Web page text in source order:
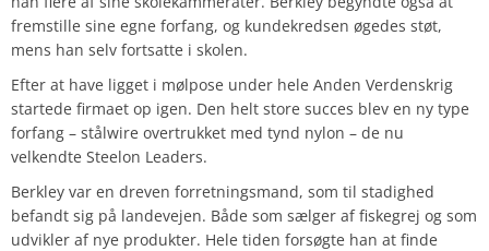
fremstille sine egne forfang, og kundekredsen øgedes støt,
mens han selv fortsatte i skolen.
Efter at have ligget i mølpose under hele Anden Verdenskrig
startede firmaet op igen. Den helt store succes blev en ny type
forfang – stålwire overtrukket med tynd nylon – de nu
velkendte Steelon Leaders.
Berkley var en dreven forretningsmand, som til stadighed
befandt sig på landevejen. Både som sælger af fiskegrej og som
udvikler af nye produkter. Hele tiden forsøgte han at finde